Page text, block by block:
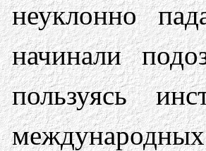
неуклонно
начинали
пользуясь